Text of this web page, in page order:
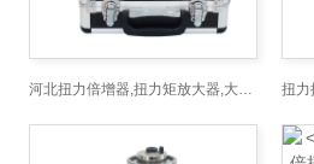
河北扭力倍增器,扭力矩放大器,大扭矩增力扳手拆卸大規(guī)格螺栓專用